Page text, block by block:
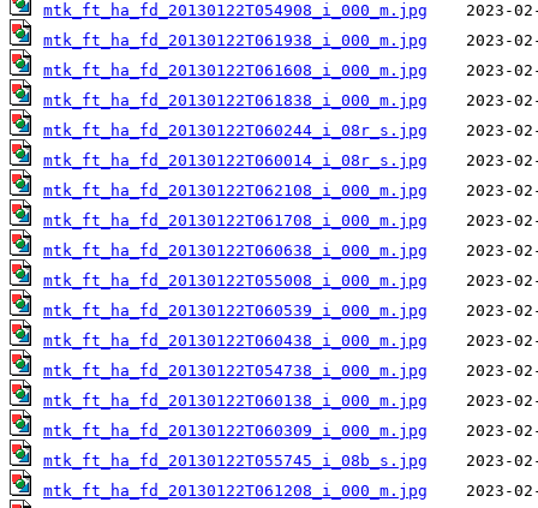
mtk_ft_ha_fd_20130122T054908_i_000_m.jpg
mtk_ft_ha_fd_20130122T061938_i_000_m.jpg
mtk_ft_ha_fd_20130122T061608_i_000_m.jpg
mtk_ft_ha_fd_20130122T061838_i_000_m.jpg
mtk_ft_ha_fd_20130122T060244_i_08r_s.jpg
mtk_ft_ha_fd_20130122T060014_i_08r_s.jpg
mtk_ft_ha_fd_20130122T062108_i_000_m.jpg
mtk_ft_ha_fd_20130122T061708_i_000_m.jpg
mtk_ft_ha_fd_20130122T060638_i_000_m.jpg
mtk_ft_ha_fd_20130122T055008_i_000_m.jpg
mtk_ft_ha_fd_20130122T060539_i_000_m.jpg
mtk_ft_ha_fd_20130122T060438_i_000_m.jpg
mtk_ft_ha_fd_20130122T054738_i_000_m.jpg
mtk_ft_ha_fd_20130122T060138_i_000_m.jpg
mtk_ft_ha_fd_20130122T060309_i_000_m.jpg
mtk_ft_ha_fd_20130122T055745_i_08b_s.jpg
mtk_ft_ha_fd_20130122T061208_i_000_m.jpg